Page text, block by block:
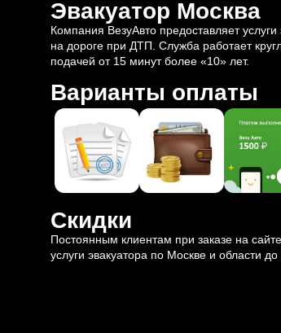
Эвакуатор Москва
Компания ВезуАвто предоставляет
на дороге при ДТП. Служба работает
подачей от 15 минут более «10» лет.
Варианты оплаты
Скидки
Постоянным клиентам при заказе на
услуги эвакуатора по Москве и области до